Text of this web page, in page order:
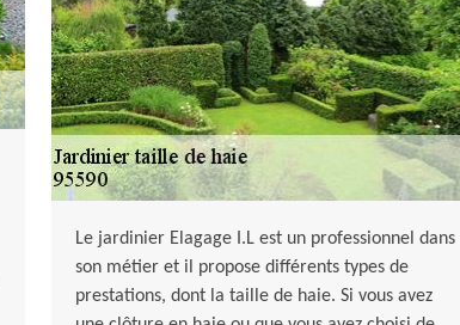
Le jardinier Elagage I.L est un professionnel dans
son métier et il propose différents types de
prestations, dont la taille de haie. Si vous avez